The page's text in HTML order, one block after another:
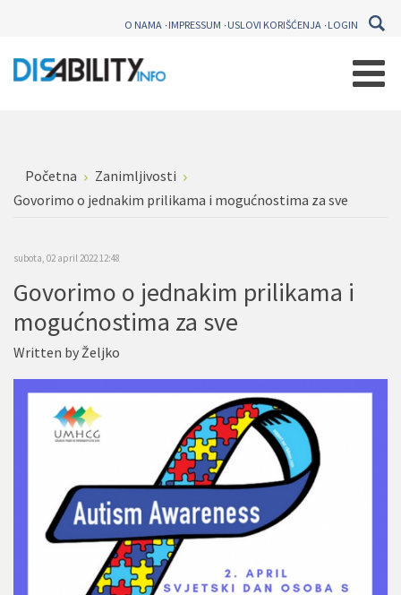
O NAMA IMPRESSUM USLOVI KORIŠĆENJA LOGIN
Početna
Zanimljivosti
Govorimo o jednakim prilikama i mogućnostima za sve
subota, 02 april 2022 12:48
Govorimo o jednakim prilikama i
mogućnostima za sve
Written byŽeljko